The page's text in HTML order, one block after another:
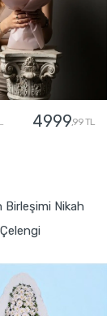
4999,99 TL
Birleşimi Nikah
Çelengi